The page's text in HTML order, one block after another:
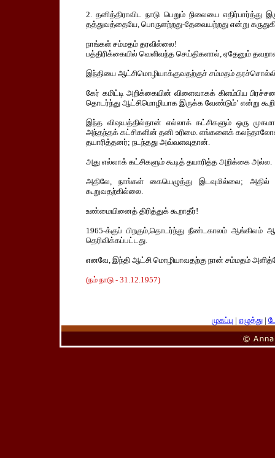
2. தனித்திராவிட நாடு பெறும் நிலையை
தத்துவத்தையே, பொருளற்றது-தேவையற்றது என்று
நாங்கள் சம்மதம் தரவில்லை!
பத்திரிக்கையில் வெளிவந்த செய்திகளால், ஏதேனும்
இந்தியை ஆட்சிமொழியாக்குவதற்குச் சம்மதம்
கேர் கமிட்டி அறிக்கையின் விளைவாகக் கிளம்பிய
தொடர்ந்து ஆட்சிமொழியாக இருக்க வேண்டும்’ என்று
இந்த விஷயத்தில்தான் எல்லாக் கட்சிகளும் ஒரு
அந்தந்தக் கட்சிகளின் தனி உரிமை. எங்களைக்
தயாரித்தனர்; நடந்தது அவ்வளவுதான்.
அது எல்லாக் கட்சிகளும் கூடித் தயாரித்த அறிக்கை அல்ல.
அதிலே, நாங்கள் கையெழுத்து இடவுமில்லை;
கூறுவதற்கில்லை.
உண்மையினைத் திரித்துக் கூறாதீர்!
1965-க்குப் பிறகும்,தொடர்ந்து நீண்டகாலம்
தெரிவிக்கப்பட்டது.
எனவே, இந்தி ஆட்சி மொழியாவதற்கு நான் சம்மதம்
(நம் நாடு - 31.12.1957)
முகப்பு | எழுத்து |